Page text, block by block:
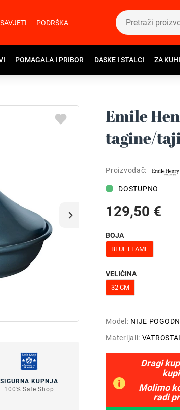
SAVJETI PODRŠKA
POMAGALA I PRIBOR DASKE I STALCI ZA
SIGURNA KUPNJA
100% Safe Shop
Emile
tagine/
Proizvođač:
DOSTUPNO
129,50 €
BOJA
BLUE FLAME
VELIČINA
32 CM
Model: NIJE
Materijali:
Dragi
Molimo
radi